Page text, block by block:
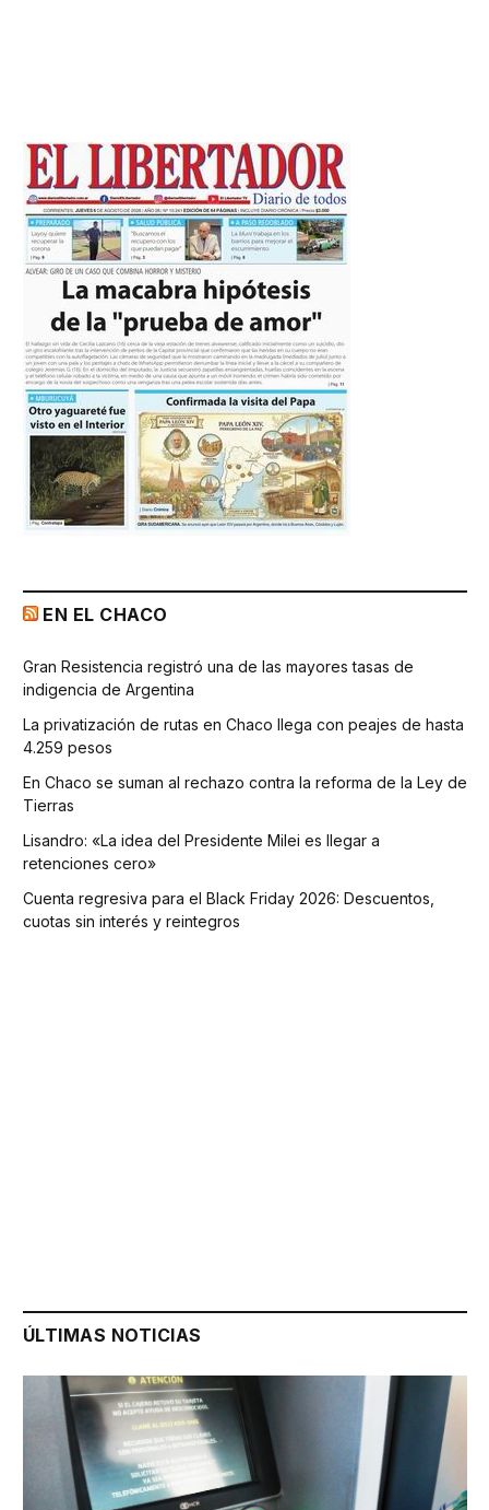
EN EL CHACO
Gran Resistencia registró una de las mayores tasas de
indigencia de Argentina
La privatización de rutas en Chaco llega con peajes de hasta
4.259 pesos
En Chaco se suman al rechazo contra la reforma de la Ley de
Tierras
Lisandro: «La idea del Presidente Milei es llegar a
retenciones cero»
Cuenta regresiva para el Black Friday 2026: Descuentos,
cuotas sin interés y reintegros
ÚLTIMAS NOTICIAS